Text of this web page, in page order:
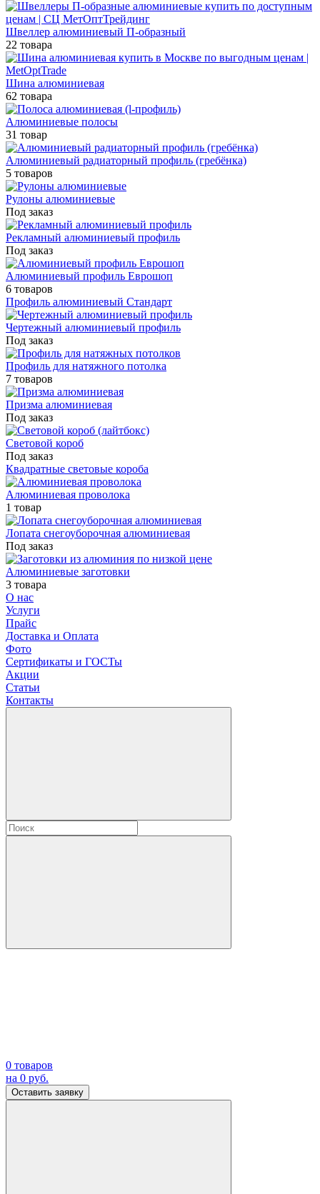
Швеллер алюминиевый П-образный
22 товара
Шина алюминиевая
62 товара
Алюминиевые полосы
31 товар
Алюминиевый радиаторный профиль (гребёнка)
5 товаров
Рулоны алюминиевые
Под заказ
Рекламный алюминиевый профиль
Под заказ
Алюминиевый профиль Еврошоп
6 товаров
Профиль алюминиевый Стандарт
Чертежный алюминиевый профиль
Под заказ
Профиль для натяжного потолка
7 товаров
Призма алюминиевая
Под заказ
Световой короб
Под заказ
Квадратные световые короба
Алюминиевая проволока
1 товар
Лопата снегоуборочная алюминиевая
Под заказ
Алюминиевые заготовки
3 товара
О нас
Услуги
Прайс
Доставка и Оплата
Фото
Сертификаты и ГОСТы
Акции
Статьи
Контакты
0 товаров
на 0 руб.
Оставить заявку